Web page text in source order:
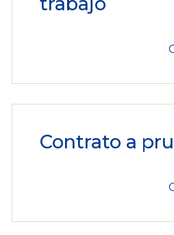
Contrato a